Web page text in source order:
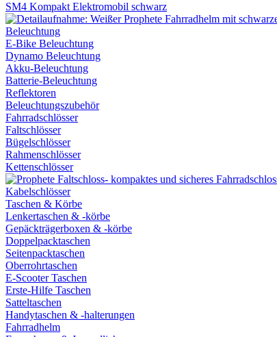
SM4 Kompakt Elektromobil schwarz
Beleuchtung
E-Bike Beleuchtung
Dynamo Beleuchtung
Akku-Beleuchtung
Batterie-Beleuchtung
Reflektoren
Beleuchtungszubehör
Fahrradschlösser
Faltschlösser
Bügelschlösser
Rahmenschlösser
Kettenschlösser
Kabelschlösser
Taschen & Körbe
Lenkertaschen & -körbe
Gepäckträgerboxen & -körbe
Doppelpacktaschen
Seitenpacktaschen
Oberrohrtaschen
E-Scooter Taschen
Erste-Hilfe Taschen
Satteltaschen
Handytaschen & -halterungen
Fahrradhelm